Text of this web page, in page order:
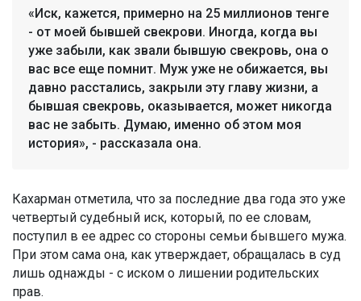
«Иск, кажется, примерно на 25 миллионов тенге
- от моей бывшей свекрови. Иногда, когда вы
уже забыли, как звали бывшую свекровь, она о
вас все еще помнит. Муж уже не обижается, вы
давно расстались, закрыли эту главу жизни, а
бывшая свекровь, оказывается, может никогда
вас не забыть. Думаю, именно об этом моя
история», - рассказала она.
Кахарман отметила, что за последние два года это уже
четвертый судебный иск, который, по ее словам,
поступил в ее адрес со стороны семьи бывшего мужа.
При этом сама она, как утверждает, обращалась в суд
лишь однажды - с иском о лишении родительских
прав.